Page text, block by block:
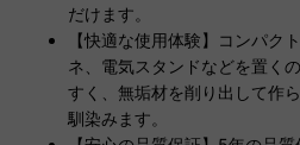
だけます。
【快適な使用体験】コンパク
ネ、電気スタンドなどを置く
すく、無垢材を削り出して作
馴染みます。